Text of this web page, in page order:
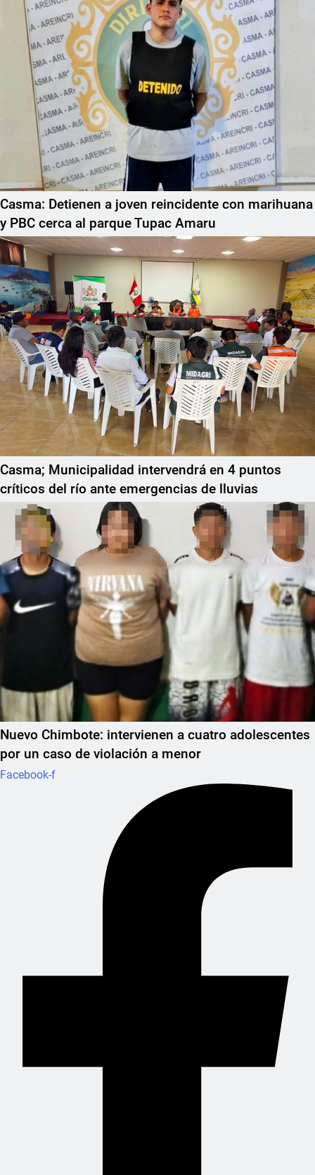
Casma: Detienen a joven reincidente con marihuana
y PBC cerca al parque Tupac Amaru
Casma; Municipalidad intervendrá en 4 puntos
críticos del río ante emergencias de lluvias
Nuevo Chimbote: intervienen a cuatro adolescentes
por un caso de violación a menor
Facebook-f